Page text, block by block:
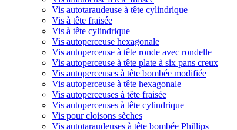
Vis autotaraudeuse à tête cylindrique
Vis à tête fraisée
Vis à tête cylindrique
Vis autoperceuse hexagonale
Vis autoperceuse à tête ronde avec rondelle
Vis autoperceuse à tête plate à six pans creux
Vis autoperceuses à tête bombée modifiée
Vis autoperceuse à tête hexagonale
Vis autoperceuses à tête fraisée
Vis autoperceuses à tête cylindrique
Vis pour cloisons sèches
Vis autotaraudeuses à tête bombée Phillips